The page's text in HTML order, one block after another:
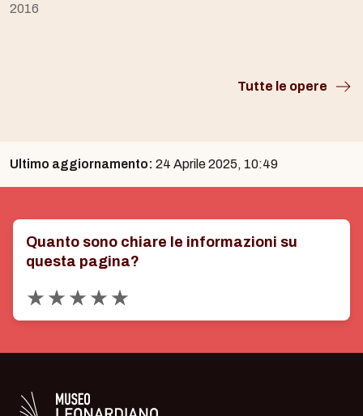
2016
Tutte le opere
Ultimo aggiornamento: 24 Aprile 2025, 10:49
Quanto sono chiare le informazioni su
questa pagina?